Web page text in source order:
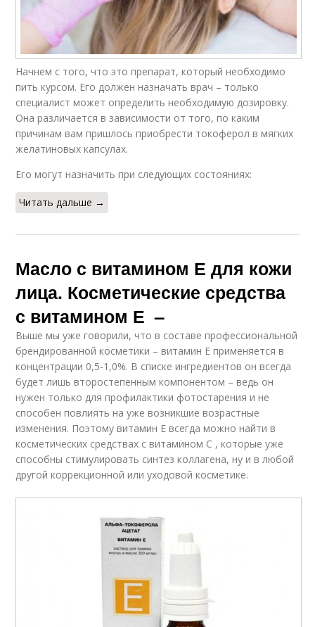
Начнем с того, что это препарат, который необходимо
пить курсом. Его должен назначать врач – только
специалист может определить необходимую дозировку.
Она различается в зависимости от того, по каким
причинам вам пришлось приобрести токоферол в мягких
желатиновых капсулах.
Его могут назначить при следующих состояниях:
Читать дальше →
Масло с витамином Е для кожи
лица. Косметические средства
с витамином Е –
Выше мы уже говорили, что в составе профессиональной
брендированной косметики – витамин Е применяется в
концентрации 0,5-1,0%. В списке ингредиентов он всегда
будет лишь второстепенным компонентом – ведь он
нужен только для профилактики фотостарения и не
способен повлиять на уже возникшие возрастные
изменения. Поэтому витамин Е всегда можно найти в
косметических средствах с витамином С , которые уже
способны стимулировать синтез коллагена, ну и в любой
другой коррекционной или уходовой косметике.